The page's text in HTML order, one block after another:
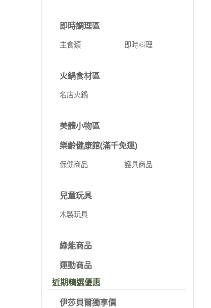
即時調理區
主食類 即時料理
火鍋食材區
名店火鍋
美體小物區
樂齡健康館(滿千免運)
保健商品 護具商品
兒童玩具
木製玩具
綠能商品
運動商品
近期精選優惠
伊莎貝爾獨享價